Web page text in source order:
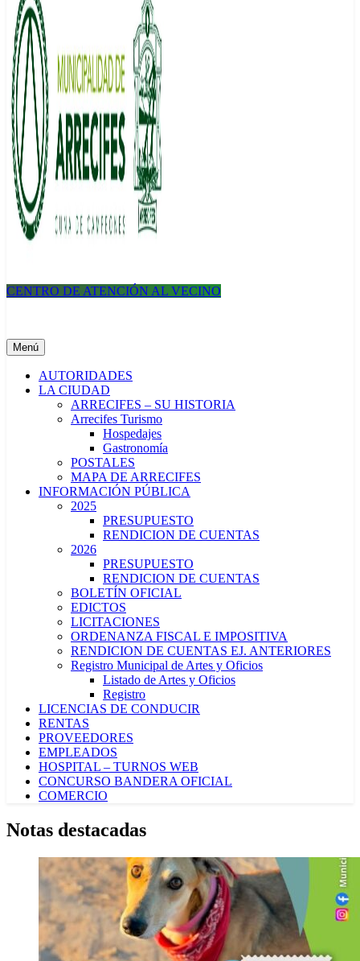
CENTRO DE ATENCIÓN AL VECINO
Menú
AUTORIDADES
LA CIUDAD
ARRECIFES – SU HISTORIA
Arrecifes Turismo
Hospedajes
Gastronomía
POSTALES
MAPA DE ARRECIFES
INFORMACIÓN PÚBLICA
2025
PRESUPUESTO
RENDICION DE CUENTAS
2026
PRESUPUESTO
RENDICION DE CUENTAS
BOLETÍN OFICIAL
EDICTOS
LICITACIONES
ORDENANZA FISCAL E IMPOSITIVA
RENDICION DE CUENTAS EJ. ANTERIORES
Registro Municipal de Artes y Oficios
Listado de Artes y Oficios
Registro
LICENCIAS DE CONDUCIR
RENTAS
PROVEEDORES
EMPLEADOS
HOSPITAL – TURNOS WEB
CONCURSO BANDERA OFICIAL
COMERCIO
Notas destacadas